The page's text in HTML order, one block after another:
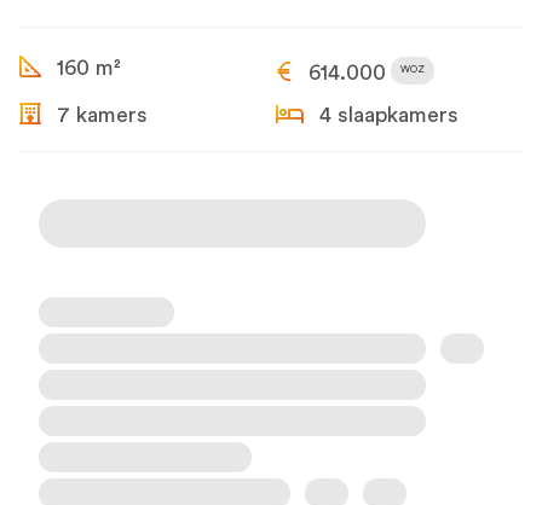
160 m² 614.000 WOZ
7 kamers 4 slaapkamers